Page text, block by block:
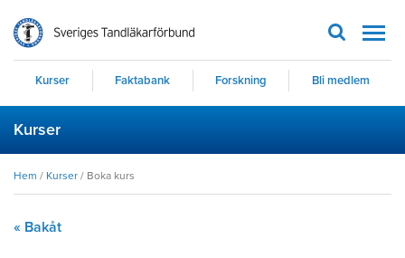
Kurser Faktabank Forskning Bli medlem
Kurser
Hem / Kurser / Boka kurs
« Bakåt